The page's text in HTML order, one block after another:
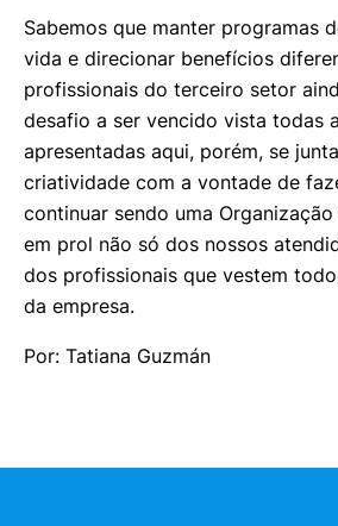
Sabemos que manter programas
vida e direcionar benefícios
profissionais do terceiro setor
desafio a ser vencido vista todas
apresentadas aqui, porém, se
criatividade com a vontade de
continuar sendo uma
em prol não só dos nossos
dos profissionais que vestem
da empresa.
Por: Tatiana Guzmán